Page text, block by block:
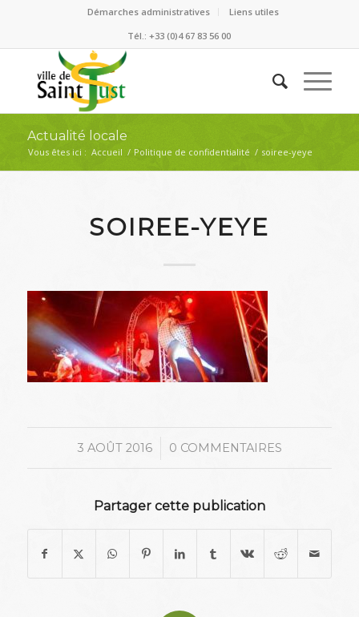
Démarches administratives
Liens utiles
Tél.: +33 (0)4 67 83 56 00
Actualité locale
Vous êtes ici : Accueil / Politique de confidentialité / soiree-yeye
SOIREE-YEYE
3 AOÛT 2016
/ 0 COMMENTAIRES
Partager cette publication